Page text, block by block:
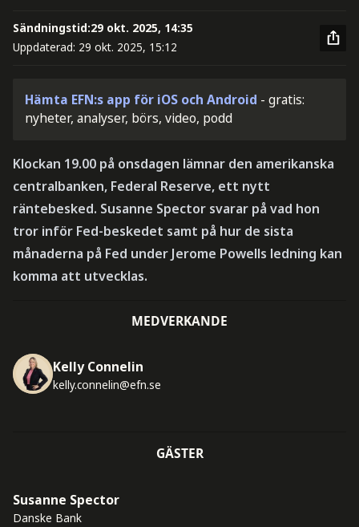
Sändningstid:29 okt. 2025, 14:35
Uppdaterad: 29 okt. 2025, 15:12
Hämta EFN:s app för iOS och Android - gratis:
nyheter, analyser, börs, video, podd
Klockan 19.00 på onsdagen lämnar den amerikanska
centralbanken, Federal Reserve, ett nytt
räntebesked. Susanne Spector svarar på vad hon
tror inför Fed-beskedet samt på hur de sista
månaderna på Fed under Jerome Powells ledning kan
komma att utvecklas.
MEDVERKANDE
Kelly Connelin
kelly.connelin@efn.se
GÄSTER
Susanne Spector
Danske Bank